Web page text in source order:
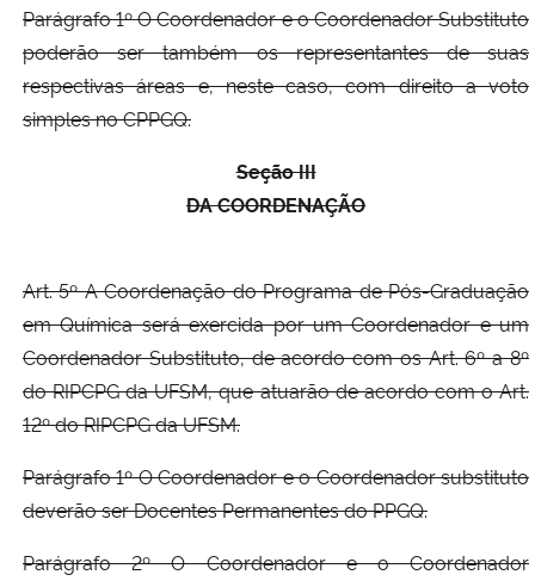
Parágrafo 1º O Coordenador e o Coordenador Substituto
poderão ser também os representantes de suas
respectivas áreas e, neste caso, com direito a voto
simples no CPPGQ.
Seção III
DA COORDENAÇÃO
Art. 5º A Coordenação do Programa de Pós-Graduação
em Química será exercida por um Coordenador e um
Coordenador Substituto, de acordo com os Art. 6º a 8º
do RIPCPG da UFSM, que atuarão de acordo com o Art.
12º do RIPCPG da UFSM.
Parágrafo 1º O Coordenador e o Coordenador substituto
deverão ser Docentes Permanentes do PPGQ.
Parágrafo 2º O Coordenador e o Coordenador